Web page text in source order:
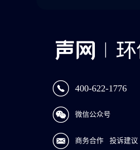
400-622-1776
微信公众号
商务合作 投诉建议